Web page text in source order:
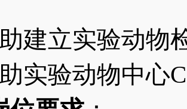
建立实验动物
实验动物中心